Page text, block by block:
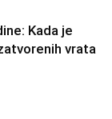
Kada je
vrata